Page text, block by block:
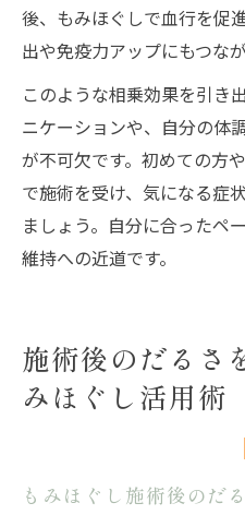
後、もみほぐしで血行を促
出や免疫力アップにもつなが
このような相乗効果を引き
ニケーションや、自分の体
が不可欠です。初めての方
で施術を受け、気になる症
ましょう。自分に合ったペ
維持への近道です。
施術後のだるさ
みほぐし活用術
もみほぐし施術後のだ